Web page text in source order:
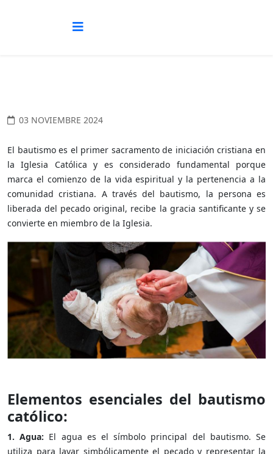
03 NOVIEMBRE 2024
El bautismo es el primer sacramento de iniciación cristiana en
la Iglesia Católica y es considerado fundamental porque
marca el comienzo de la vida espiritual y la pertenencia a la
comunidad cristiana. A través del bautismo, la persona es
liberada del pecado original, recibe la gracia santificante y se
convierte en miembro de la Iglesia.
Elementos esenciales del bautismo
católico:
1. Agua: El agua es el símbolo principal del bautismo. Se
utiliza para lavar simbólicamente el pecado y representar la